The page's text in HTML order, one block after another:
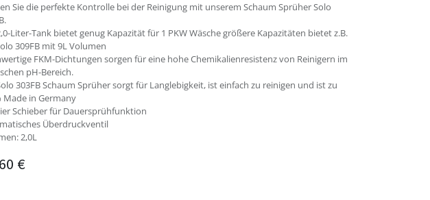
Sie die perfekte Kontrolle bei der Reinigung mit unserem Schaum Sprüher Solo
Liter-Tank bietet genug Kapazität für 1 PKW Wäsche größere Kapazitäten bietet z.B.
309FB mit 9L Volumen
FKM-Dichtungen sorgen für eine hohe Chemikalienresistenz von Reinigern im
pH-Bereich.
303FB Schaum Sprüher sorgt für Langlebigkeit, ist einfach zu reinigen und ist zu
Made in Germany
Schieber für Dauersprühfunktion
Überdruckventil
2,0L
€